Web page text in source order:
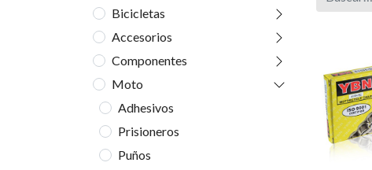
Bicicletas
Accesorios
Componentes
Moto
Adhesivos
Prisioneros
Puños